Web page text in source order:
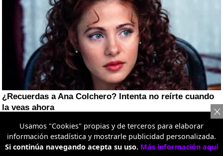
Usamos "Cookies" propias y de terceros para elaborar
información estadística y mostrarle publicidad personalizada.
Si continúa navegando acepta su uso. Más información aquí